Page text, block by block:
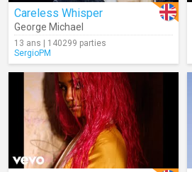
Careless Whisper
George Michael
13 ans | 140299 parties
SergioPM